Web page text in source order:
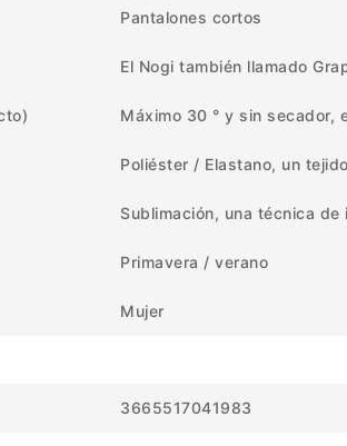
Pantalones cortos
El Nogi también llamado
Máximo 30 ° y sin secador,
Poliéster / Elastano, un
Sublimación, una técnica
Primavera / verano
Mujer
3665517041983